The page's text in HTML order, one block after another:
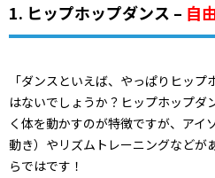
1. ヒップホップダンス – 自
「ダンスといえば、やっぱりヒッ
はないでしょうか？ヒップホップダ
く体を動かすのが特徴ですが、アイ
動き）やリズムトレーニングなどが
らではです！